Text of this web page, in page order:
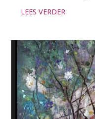
LEES VERDER